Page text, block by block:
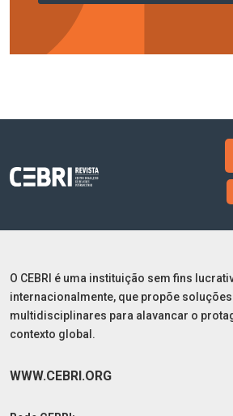
O CEBRI é uma instituição sem fins
internacionalmente, que propõe
multidisciplinares para alavancar o
contexto global.
WWW.CEBRI.ORG